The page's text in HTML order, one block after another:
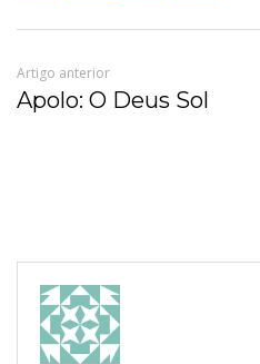
Artigo anterior
Apolo: O Deus Sol